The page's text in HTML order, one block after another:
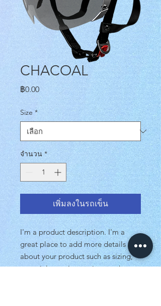
CHACOAL
฿0.00ราคา
Size *
จำนวน *
เพิ่มลงในรถเข็น
I'm a product description. I'm a
great place to add more details
about your product such as sizing,
material, care instructions and